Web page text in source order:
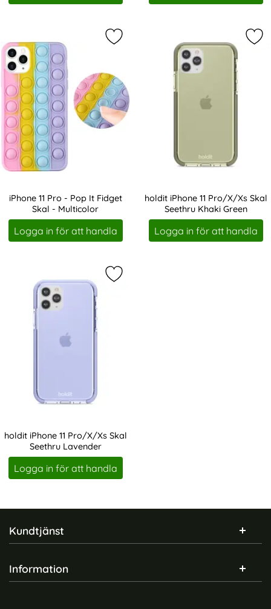
iPhone 11 Pro - Pop It Fidget
Skal - Multicolor
Art. nr 19355
Logga in för att handla
Markera iPhone 11 Pro - Pop It
holdit iPhone 11 Pro/X/Xs Skal
Seethru Khaki Green
Art. nr 203772
Logga in för att handla
holdit iPhone 11 Pro/X/Xs Skal
Seethru Lavender
Art. nr 203793
Logga in för att handla
Markera holdit iPhone 11 Pro/X/
Sidfot Blandad info och länkar
Kundtjänst
Information